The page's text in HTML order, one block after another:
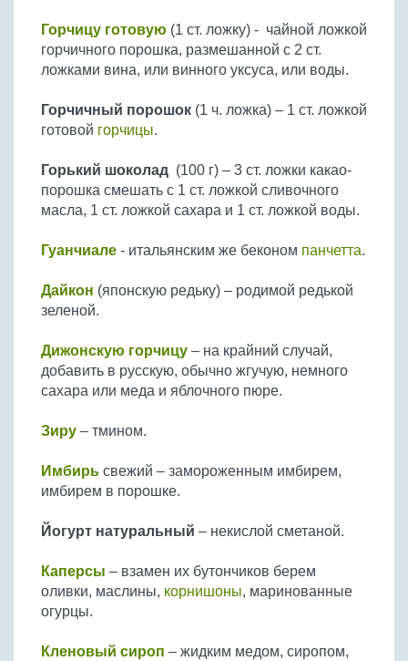
Горчицу готовую (1 ст. ложку) - чайной ложкой
горчичного порошка, размешанной с 2 ст.
ложками вина, или винного уксуса, или воды.
Горчичный порошок (1 ч. ложка) – 1 ст. ложкой
готовой горчицы.
Горький шоколад (100 г) – 3 ст. ложки какао-
порошка смешать с 1 ст. ложкой сливочного
масла, 1 ст. ложкой сахара и 1 ст. ложкой воды.
Гуанчиале - итальянским же беконом панчетта.
Дайкон (японскую редьку) – родимой редькой
зеленой.
Дижонскую горчицу – на крайний случай,
добавить в русскую, обычно жгучую, немного
сахара или меда и яблочного пюре.
Зиру – тмином.
Имбирь свежий – замороженным имбирем,
имбирем в порошке.
Йогурт натуральный – некислой сметаной.
Каперсы – взамен их бутончиков берем
оливки, маслины, корнишоны, маринованные
огурцы.
Кленовый сироп – жидким медом, сиропом,